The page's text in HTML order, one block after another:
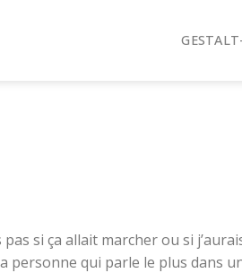
si ça allait marcher ou si
personne qui parle le plus dans